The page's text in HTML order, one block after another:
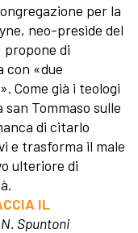
per la
neo-preside del
propone di
con «due
Come già i teologi
Tommaso sulle
di citarlo
e trasforma il male
ulteriore di
IL
Spuntoni